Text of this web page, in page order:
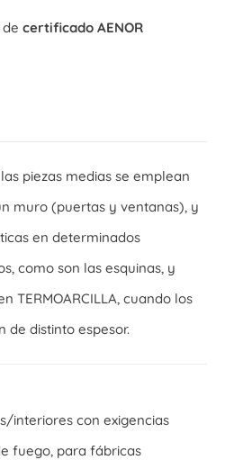
certificado AENOR
piezas medias se emplean
muro (puertas y ventanas), y
en determinados
como son las esquinas, y
TERMOARCILLA, cuando los
de distinto espesor.
interiores con exigencias
fuego, para fábricas